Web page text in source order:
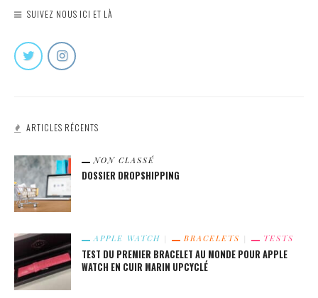
SUIVEZ NOUS ICI ET LÀ
ARTICLES RÉCENTS
NON CLASSÉ
DOSSIER DROPSHIPPING
APPLE WATCH BRACELETS TESTS
TEST DU PREMIER BRACELET AU MONDE POUR APPLE
WATCH EN CUIR MARIN UPCYCLÉ